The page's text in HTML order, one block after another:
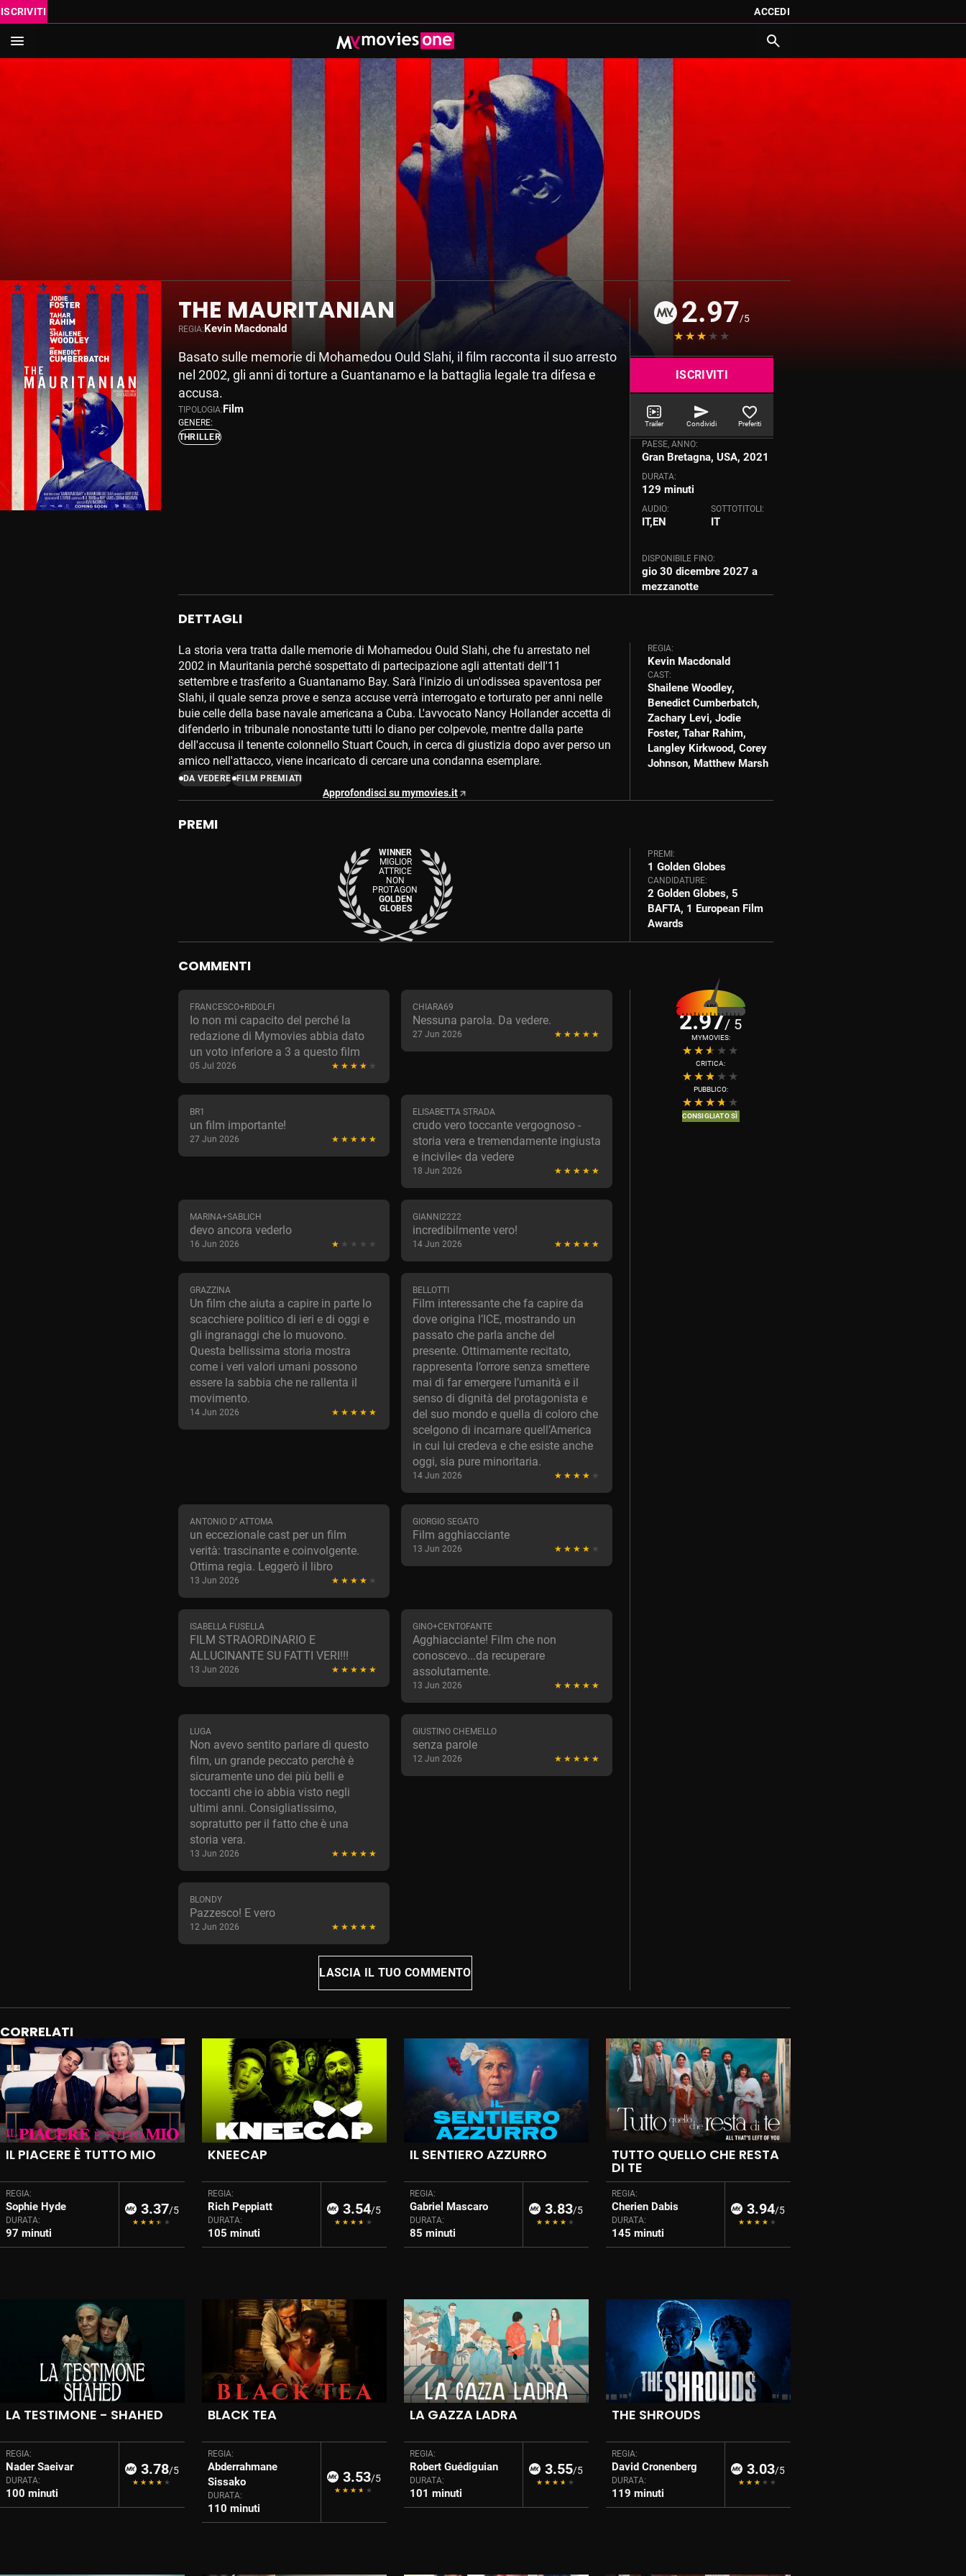
ACCEDI
ISCRIVITI
IN SCADENZA PROSSIMAMENTECATALOGO
VAI AL CINEMA CON MYMOVIES ONE THEATRE
ISCRIVITI REGALA
MYMOVIES.IT
THE MAURITANIAN
REGIA:Kevin Macdonald 2.97/5
ISCRIVITI
Trailer Condividi Preferiti
PAESE, ANNO:
Gran Bretagna, USA, 2021
DURATA:
129 minuti
AUDIO:
IT,EN
SOTTOTITOLI:
IT
DISPONIBILE FINO:
gio 30 dicembre 2027 a
mezzanotte
Basato sulle memorie di Mohamedou Ould Slahi, il film racconta il suo arresto
nel 2002, gli anni di torture a Guantanamo e la battaglia legale tra difesa e
accusa.
TIPOLOGIA:Film
GENERE:
THRILLER
DETTAGLI
La storia vera tratta dalle memorie di Mohamedou Ould Slahi, che fu arrestato nel
2002 in Mauritania perché sospettato di partecipazione agli attentati dell'11
settembre e trasferito a Guantanamo Bay. Sarà l'inizio di un'odissea spaventosa per
Slahi, il quale senza prove e senza accuse verrà interrogato e torturato per anni nelle
buie celle della base navale americana a Cuba. L'avvocato Nancy Hollander accetta di
difenderlo in tribunale nonostante tutti lo diano per colpevole, mentre dalla parte
dell'accusa il tenente colonnello Stuart Couch, in cerca di giustizia dopo aver perso un
amico nell'attacco, viene incaricato di cercare una condanna esemplare.
DA VEDERE FILM PREMIATI
Approfondisci su mymovies.it
REGIA:
Kevin Macdonald
CAST:
Shailene Woodley,
Benedict Cumberbatch,
Zachary Levi, Jodie
Foster, Tahar Rahim,
Langley Kirkwood, Corey
Johnson, Matthew Marsh
PREMI
WINNER
MIGLIOR
ATTRICE
NON
PROTAGONISTA
GOLDEN
GLOBES
PREMI:
1 Golden Globes
CANDIDATURE:
2 Golden Globes, 5
BAFTA, 1 European Film
Awards
COMMENTI
FRANCESCO+RIDOLFI
Io non mi capacito del perché la
redazione di Mymovies abbia dato
un voto inferiore a 3 a questo film
05 Jul 2026
CHIARA69
Nessuna parola. Da vedere.
27 Jun 2026
BR1
un film importante!
27 Jun 2026
ELISABETTA STRADA
crudo vero toccante vergognoso -
storia vera e tremendamente ingiusta
e incivile< da vedere
18 Jun 2026
MARINA+SABLICH
devo ancora vederlo
16 Jun 2026
GIANNI2222
incredibilmente vero!
14 Jun 2026
GRAZZINA
Un film che aiuta a capire in parte lo
scacchiere politico di ieri e di oggi e
gli ingranaggi che lo muovono.
Questa bellissima storia mostra
come i veri valori umani possono
essere la sabbia che ne rallenta il
movimento.
14 Jun 2026
BELLOTTI
Film interessante che fa capire da
dove origina l’ICE, mostrando un
passato che parla anche del
presente. Ottimamente recitato,
rappresenta l’orrore senza smettere
mai di far emergere l’umanità e il
senso di dignità del protagonista e
del suo mondo e quella di coloro che
scelgono di incarnare quell’America
in cui lui credeva e che esiste anche
oggi, sia pure minoritaria.
14 Jun 2026
ANTONIO D'' ATTOMA
un eccezionale cast per un film
verità: trascinante e coinvolgente.
Ottima regia. Leggerò il libro
13 Jun 2026
GIORGIO SEGATO
Film agghiacciante
13 Jun 2026
ISABELLA FUSELLA
FILM STRAORDINARIO E
ALLUCINANTE SU FATTI VERI!!!
13 Jun 2026
GINO+CENTOFANTE
Agghiacciante! Film che non
conoscevo...da recuperare
assolutamente.
13 Jun 2026
LUGA
Non avevo sentito parlare di questo
film, un grande peccato perchè è
sicuramente uno dei più belli e
toccanti che io abbia visto negli
ultimi anni. Consigliatissimo,
sopratutto per il fatto che è una
storia vera.
13 Jun 2026
GIUSTINO CHEMELLO
senza parole
12 Jun 2026
BLONDY
Pazzesco! E vero
12 Jun 2026
LASCIA IL TUO COMMENTO
2.97/ 5
MYMOVIES:
CRITICA:
PUBBLICO:
CONSIGLIATO SÌ
CORRELATI
IL PIACERE È TUTTO MIO
REGIA:
Sophie Hyde
DURATA:
97 minuti
3.37/5
KNEECAP
REGIA:
Rich Peppiatt
DURATA:
105 minuti
3.54/5
IL SENTIERO AZZURRO
REGIA:
Gabriel Mascaro
DURATA:
85 minuti
3.83/5
TUTTO QUELLO CHE RESTA
DI TE
REGIA:
Cherien Dabis
DURATA:
145 minuti
3.94/5
LA TESTIMONE - SHAHED
REGIA:
Nader Saeivar
DURATA:
100 minuti
3.78/5
BLACK TEA
REGIA:
Abderrahmane
Sissako
DURATA:
110 minuti
3.53/5
LA GAZZA LADRA
REGIA:
Robert Guédiguian
DURATA:
101 minuti
3.55/5
THE SHROUDS
REGIA:
David Cronenberg
DURATA:
119 minuti
3.03/5